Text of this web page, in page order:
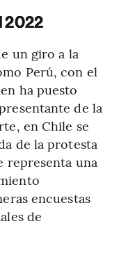
2022
un giro a la
Perú, con el
ha puesto
de la
en Chile se
de la protesta
representa una
encuestas
de